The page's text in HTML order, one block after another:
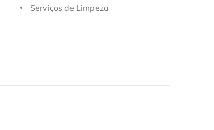
Serviços de Limpeza